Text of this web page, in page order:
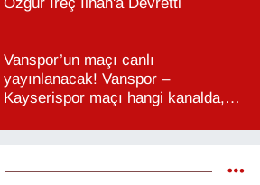
Vanspor’un maçı canlı
yayınlanacak! Vanspor –
Kayserispor maçı hangi kanalda,